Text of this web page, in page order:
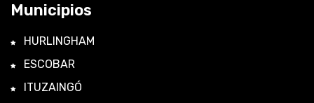
Municipios
HURLINGHAM
ESCOBAR
ITUZAINGÓ